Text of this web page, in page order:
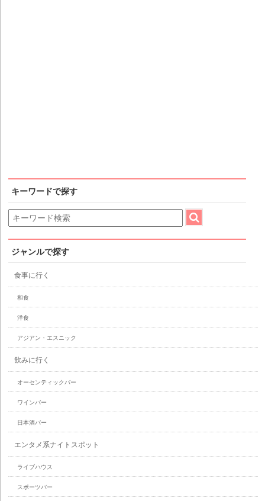
キーワードで探す
ジャンルで探す
食事に行く
和食
洋食
アジアン・エスニック
飲みに行く
オーセンティックバー
ワインバー
日本酒バー
エンタメ系ナイトスポット
ライブハウス
スポーツバー